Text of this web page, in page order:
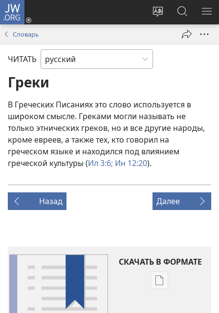
JW.ORG
Изменить
Войти
(открывается
окне)
Поиск
по
jw.org
Словарь
ЧИТАТЬ
Греки
В Греческих Писаниях это слово используется в
широком смысле. Греками могли называть не
только этнических греков, но и все другие народы,
кроме евреев, а также тех, кто говорил на
греческом языке и находился под влиянием
греческой культуры (Ил 3:6; Ин 12:20).
Назад Далее
СКАЧАТЬ В ФОРМАТЕ
Варианты